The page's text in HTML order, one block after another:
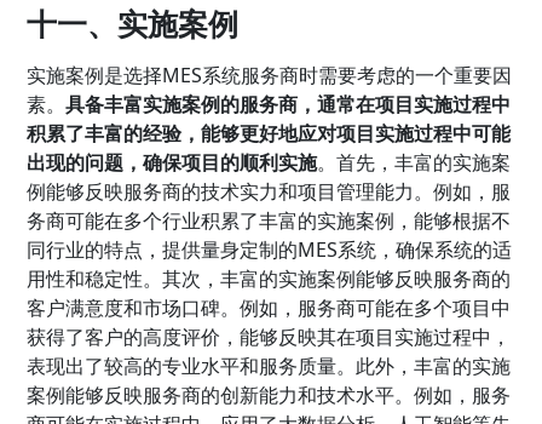
十一、实施案例
实施案例是选择MES系统服务商时需要考虑的一个重要因
素。具备丰富实施案例的服务商，通常在项目实施过程中
积累了丰富的经验，能够更好地应对项目实施过程中可能
出现的问题，确保项目的顺利实施。首先，丰富的实施案
例能够反映服务商的技术实力和项目管理能力。例如，服
务商可能在多个行业积累了丰富的实施案例，能够根据不
同行业的特点，提供量身定制的MES系统，确保系统的适
用性和稳定性。其次，丰富的实施案例能够反映服务商的
客户满意度和市场口碑。例如，服务商可能在多个项目中
获得了客户的高度评价，能够反映其在项目实施过程中，
表现出了较高的专业水平和服务质量。此外，丰富的实施
案例能够反映服务商的创新能力和技术水平。例如，服务